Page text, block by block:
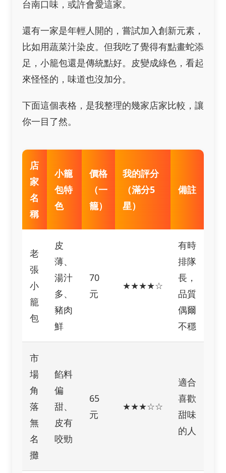
台南口味，或許會愛這家。
還有一家是年輕人開的，嘗試加入創新元素，
比如用蔬菜汁染皮。但我吃了覺得有點畫蛇添
足，小籠包還是傳統點好。皮變成綠色，看起
來怪怪的，味道也沒加分。
下面這個表格，是我整理的幾家店家比較，讓
你一目了然。
店
家
名
稱
小籠
包特
色
價格
（一
籠）
我的評分
（滿分5
星）
備註
老
張
小
籠
包
皮
薄、
湯汁
多、
豬肉
鮮
70
元
★★★★☆
有時
排隊
長，
品質
偶爾
不穩
市
場
角
落
無
名
攤
餡料
偏
甜、
皮有
咬勁
65
元
★★★☆☆
適合
喜歡
甜味
的人